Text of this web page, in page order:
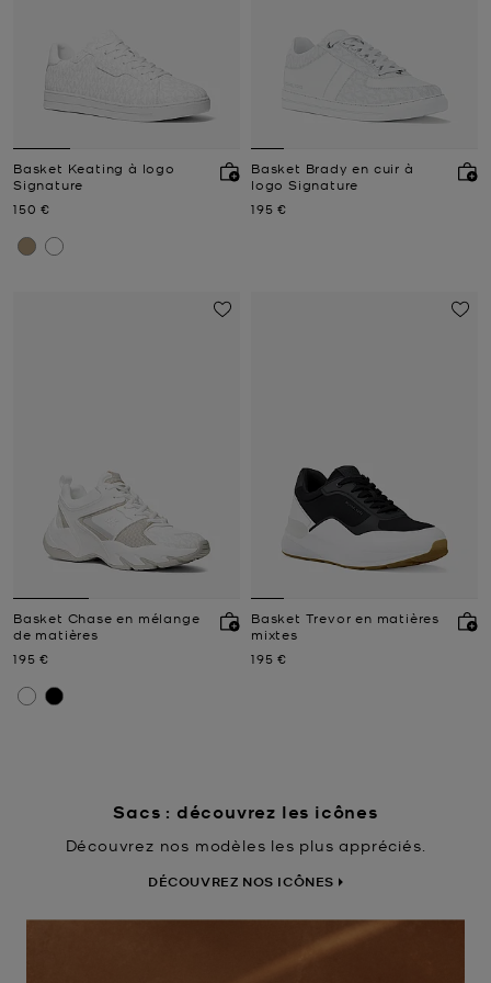
Basket Keating à logo
Signature
Prix actuel
150 €
Basket Brady en cuir à
logo Signature
Prix actuel
195 €
Basket Chase en mélange
de matières
Prix actuel
195 €
Basket Trevor en matières
mixtes
Prix actuel
195 €
Sacs : découvrez les icônes
Découvrez nos modèles les plus appréciés.
DÉCOUVREZ NOS ICÔNES